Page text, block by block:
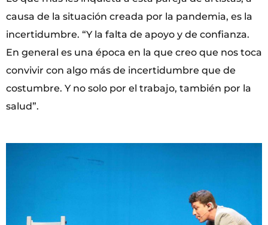
causa de la situación creada por la pandemia, es la
incertidumbre. “Y la falta de apoyo y de confianza.
En general es una época en la que creo que nos toca
convivir con algo más de incertidumbre que de
costumbre. Y no solo por el trabajo, también por la
salud”.